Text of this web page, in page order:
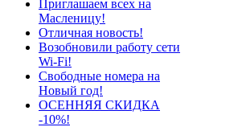
Приглашаем всех на
Масленицу!
Отличная новость!
Возобновили работу сети
Wi-Fi!
Свободные номера на
Новый год!
ОСЕННЯЯ СКИДКА
-10%!